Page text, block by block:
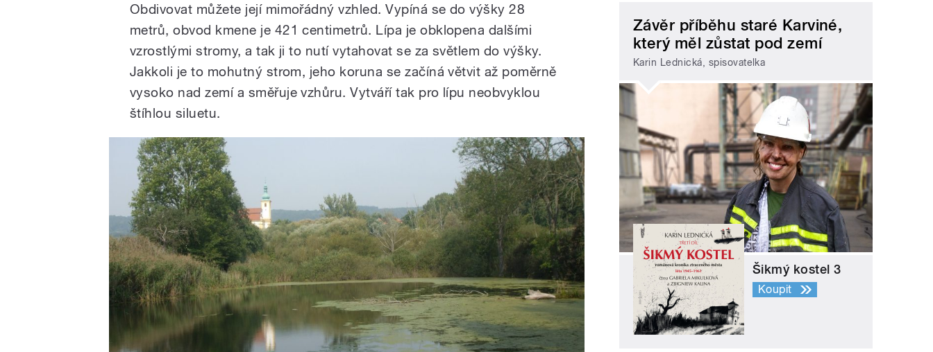
Obdivovat můžete její mimořádný vzhled. Vypíná se do výšky 28
metrů, obvod kmene je 421 centimetrů. Lípa je obklopena dalšími
vzrostlými stromy, a tak ji to nutí vytahovat se za světlem do výšky.
Jakkoli je to mohutný strom, jeho koruna se začíná větvit až poměrně
vysoko nad zemí a směřuje vzhůru. Vytváří tak pro lípu neobvyklou
štíhlou siluetu.
Závěr příběhu staré Karviné,
který měl zůstat pod zemí
Karin Lednická, spisovatelka
Šikmý kostel 3
Koupit